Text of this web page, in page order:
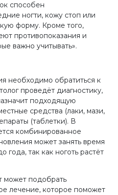
способен
ногти, кожу стоп или
форму. Кроме того,
противопоказания и
важно учитывать».
необходимо обратиться к
проведёт диагностику,
подходящую
средства (лаки, мази,
(таблетки). В
комбинированное
может занять время
года, так как ноготь растёт
может подобрать
лечение, которое поможет